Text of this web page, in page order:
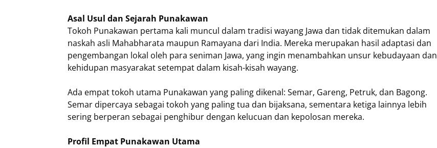
Asal Usul dan Sejarah Punakawan
Tokoh Punakawan pertama kali muncul dalam tradisi wayang Jawa dan tidak ditemukan dalam
naskah asli Mahabharata maupun Ramayana dari India. Mereka merupakan hasil adaptasi dan
pengembangan lokal oleh para seniman Jawa, yang ingin menambahkan unsur kebudayaan dan
kehidupan masyarakat setempat dalam kisah-kisah wayang.
Ada empat tokoh utama Punakawan yang paling dikenal: Semar, Gareng, Petruk, dan Bagong.
Semar dipercaya sebagai tokoh yang paling tua dan bijaksana, sementara ketiga lainnya lebih
sering berperan sebagai penghibur dengan kelucuan dan kepolosan mereka.
Profil Empat Punakawan Utama